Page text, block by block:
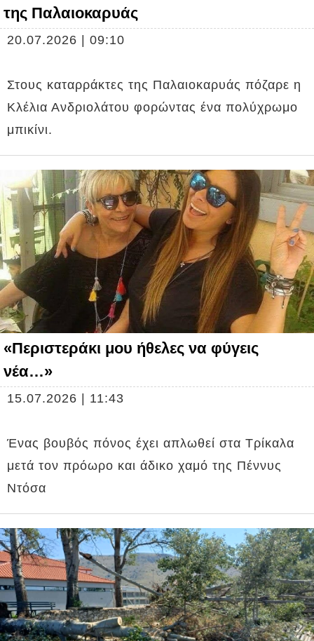
της Παλαιοκαρυάς
20.07.2026 | 09:10
Στους καταρράκτες της Παλαιοκαρυάς πόζαρε η
Κλέλια Ανδριολάτου φορώντας ένα πολύχρωμο
μπικίνι.
«Περιστεράκι μου ήθελες να φύγεις
νέα…»
15.07.2026 | 11:43
Ένας βουβός πόνος έχει απλωθεί στα Τρίκαλα
μετά τον πρόωρο και άδικο χαμό της Πέννυς
Ντόσα